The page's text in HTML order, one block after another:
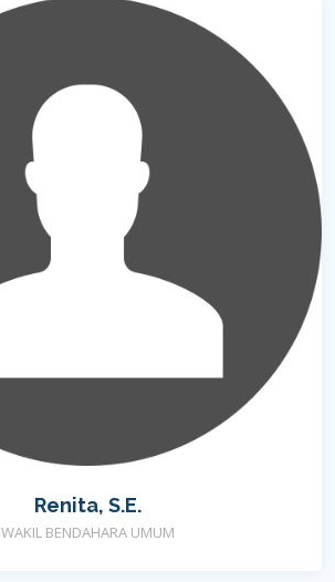
Renita, S.E.
WAKIL BENDAHARA UMUM